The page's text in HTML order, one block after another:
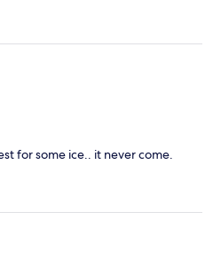
for some ice.. it never come.